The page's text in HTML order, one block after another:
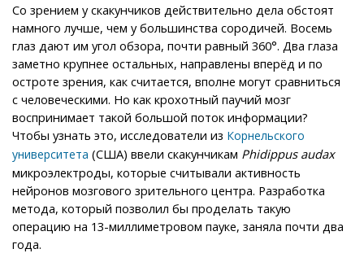
Со зрением у скакунчиков действительно дела обстоят
намного лучше, чем у большинства сородичей. Восемь
глаз дают им угол обзора, почти равный 360°. Два глаза
заметно крупнее остальных, направлены вперёд и по
остроте зрения, как считается, вполне могут сравниться
с человеческими. Но как крохотный паучий мозг
воспринимает такой большой поток информации?
Чтобы узнать это, исследователи из Корнельского
университета (США) ввели скакунчикам Phidippus audax
микроэлектроды, которые считывали активность
нейронов мозгового зрительного центра. Разработка
метода, который позволил бы проделать такую
операцию на 13-миллиметровом пауке, заняла почти два
года.